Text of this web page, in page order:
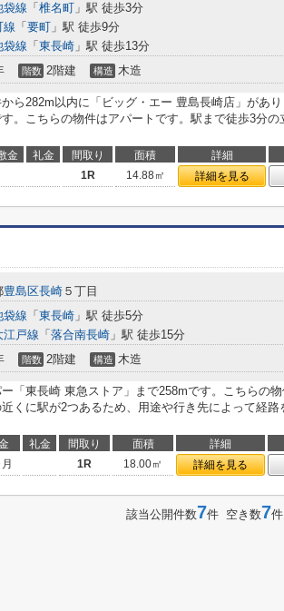
袋線 「 椎名町 」駅 徒歩3分
線 「 要町 」駅 徒歩9分
袋線 「 東長崎 」駅 徒歩13分
階数 2階建 構造 木造
ら282m以内に「ビッグ・エー 豊島長崎店」があ
。こちらの物件はアパートです。駅まで徒歩3分の
金 礼金 間取り 面積 詳細
1R 14.88㎡ 詳細を見る
豊島区長崎 ５丁目
袋線 「 東長崎 」駅 徒歩5分
江戸線 「 落合南長崎 」駅 徒歩15分
階数 2階建 構造 木造
「東長崎 東急ストア」まで258mです。こちらの物
くに駅が2つあるため、用途や行き先によって経路
礼金 間取り 面積 詳細
1R 18.00㎡ 詳細を見る
該当公開件数7件 空き数7件